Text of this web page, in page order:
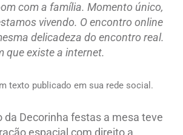
com a família. Momento único,
vivendo. O encontro online
delicadeza do encontro real.
que existe a internet.
texto publicado em sua rede social.
da Decorinha festas a mesa teve
espacial com direito a